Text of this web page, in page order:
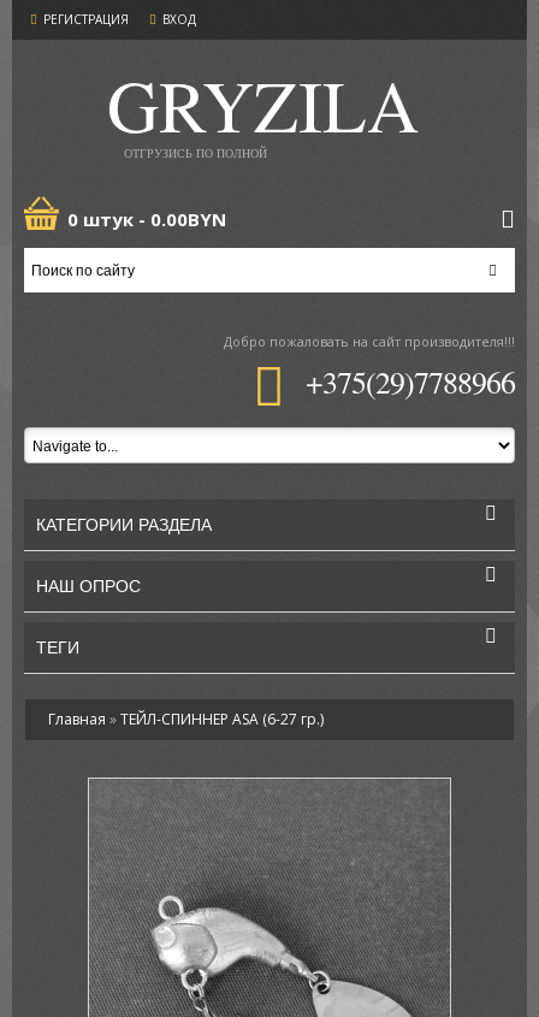
РЕГИСТРАЦИЯ ВХОД
GRYZILA
ОТГРУЗИСЬ ПО ПОЛНОЙ
0 штук - 0.00BYN
Добро пожаловать на сайт производителя!!!
+375(29)7788966
КАТЕГОРИИ РАЗДЕЛА
НАШ ОПРОС
ТЕГИ
Главная »ТЕЙЛ-СПИННЕР ASA (6-27 гр.)